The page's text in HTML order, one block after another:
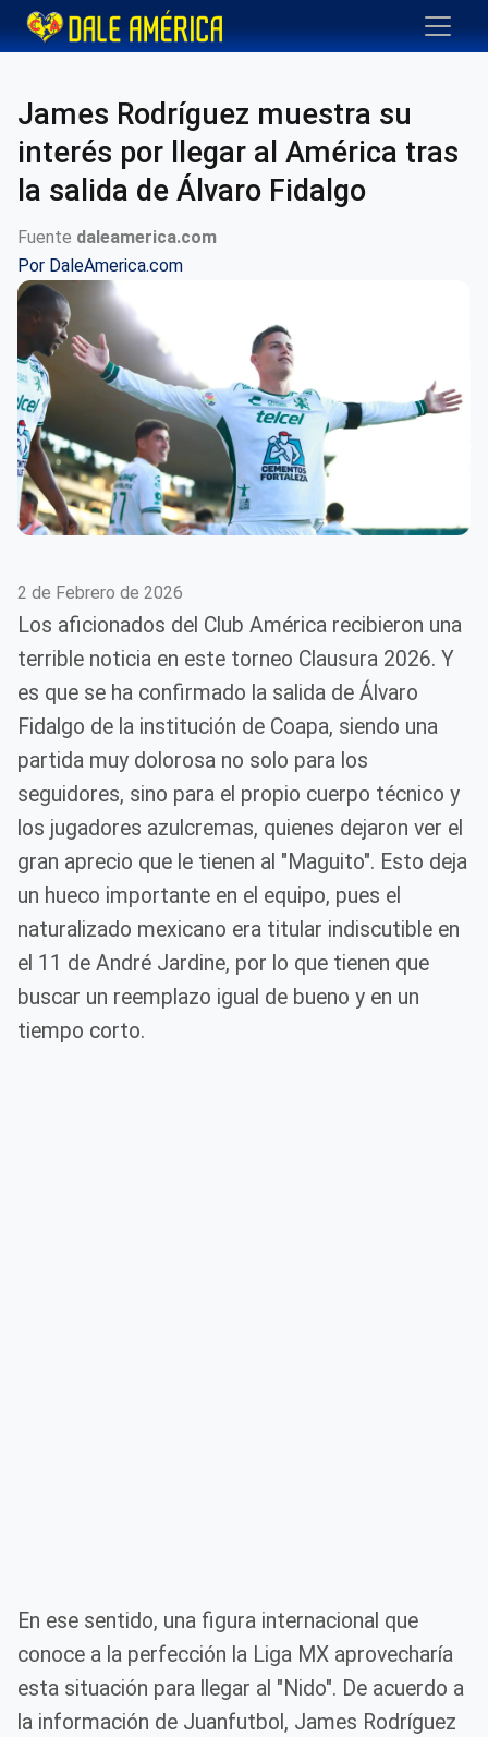
James Rodríguez muestra su
interés por llegar al América tras
la salida de Álvaro Fidalgo
Fuente daleamerica.com
Por DaleAmerica.com
2 de Febrero de 2026
Los aficionados del Club América recibieron una
terrible noticia en este torneo Clausura 2026. Y
es que se ha confirmado la salida de Álvaro
Fidalgo de la institución de Coapa, siendo una
partida muy dolorosa no solo para los
seguidores, sino para el propio cuerpo técnico y
los jugadores azulcremas, quienes dejaron ver el
gran aprecio que le tienen al "Maguito". Esto deja
un hueco importante en el equipo, pues el
naturalizado mexicano era titular indiscutible en
el 11 de André Jardine, por lo que tienen que
buscar un reemplazo igual de bueno y en un
tiempo corto.
En ese sentido, una figura internacional que
conoce a la perfección la Liga MX aprovecharía
esta situación para llegar al "Nido". De acuerdo a
la información de Juanfutbol, James Rodríguez